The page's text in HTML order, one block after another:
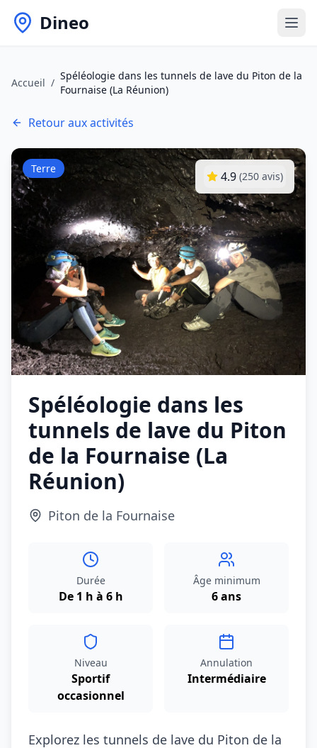
Dineo
Accueil /
Spéléologie dans les tunnels de lave du Piton de la
Fournaise (La Réunion)
Retour aux activités
Terre
4.9 (250 avis)
Spéléologie dans les
tunnels de lave du Piton
de la Fournaise (La
Réunion)
Piton de la Fournaise
Durée
De 1 h à 6 h
Âge minimum
6 ans
Niveau
Sportif
occasionnel
Annulation
Intermédiaire
Explorez les tunnels de lave du Piton de la